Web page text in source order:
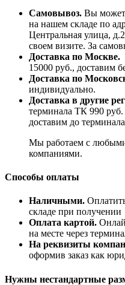
Самовывоз. Вы
на нашем складе по
Центральная улица,
своем визите. За
Доставка по Москве.
15000 руб., доставим
Доставка по
индивидуально.
Доставка в другие
терминала ТК 990
доставим до
Мы работаем с
компаниями.
Способы оплаты
Наличными.
складе при получении
Оплата картой.
на месте через
На реквизиты
оформив заказ как
Нужны нестандартные